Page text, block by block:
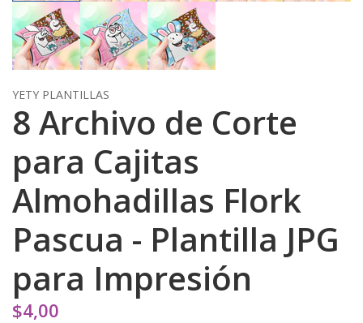
YETY PLANTILLAS
8 Archivo de Corte
para Cajitas
Almohadillas Flork
Pascua - Plantilla JPG
para Impresión
$4,00